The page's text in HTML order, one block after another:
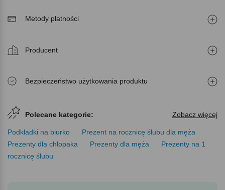
Metody płatności
Producent
Bezpieczeństwo użytkowania produktu
Polecane kategorie: Zobacz więcej
Podkładki na biurko
Prezent na rocznicę ślubu dla męża
Prezenty dla chłopaka
Prezenty dla męża
Prezenty na 1
rocznicę ślubu